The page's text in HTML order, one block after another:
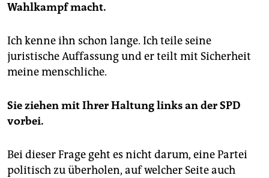
Wahlkampf macht.
Ich kenne ihn schon lange. Ich teile seine
juristische Auffassung und er teilt mit Sicherheit
meine menschliche.
Sie ziehen mit Ihrer Haltung links an der SPD
vorbei.
Bei dieser Frage geht es nicht darum, eine Partei
politisch zu überholen, auf welcher Seite auch